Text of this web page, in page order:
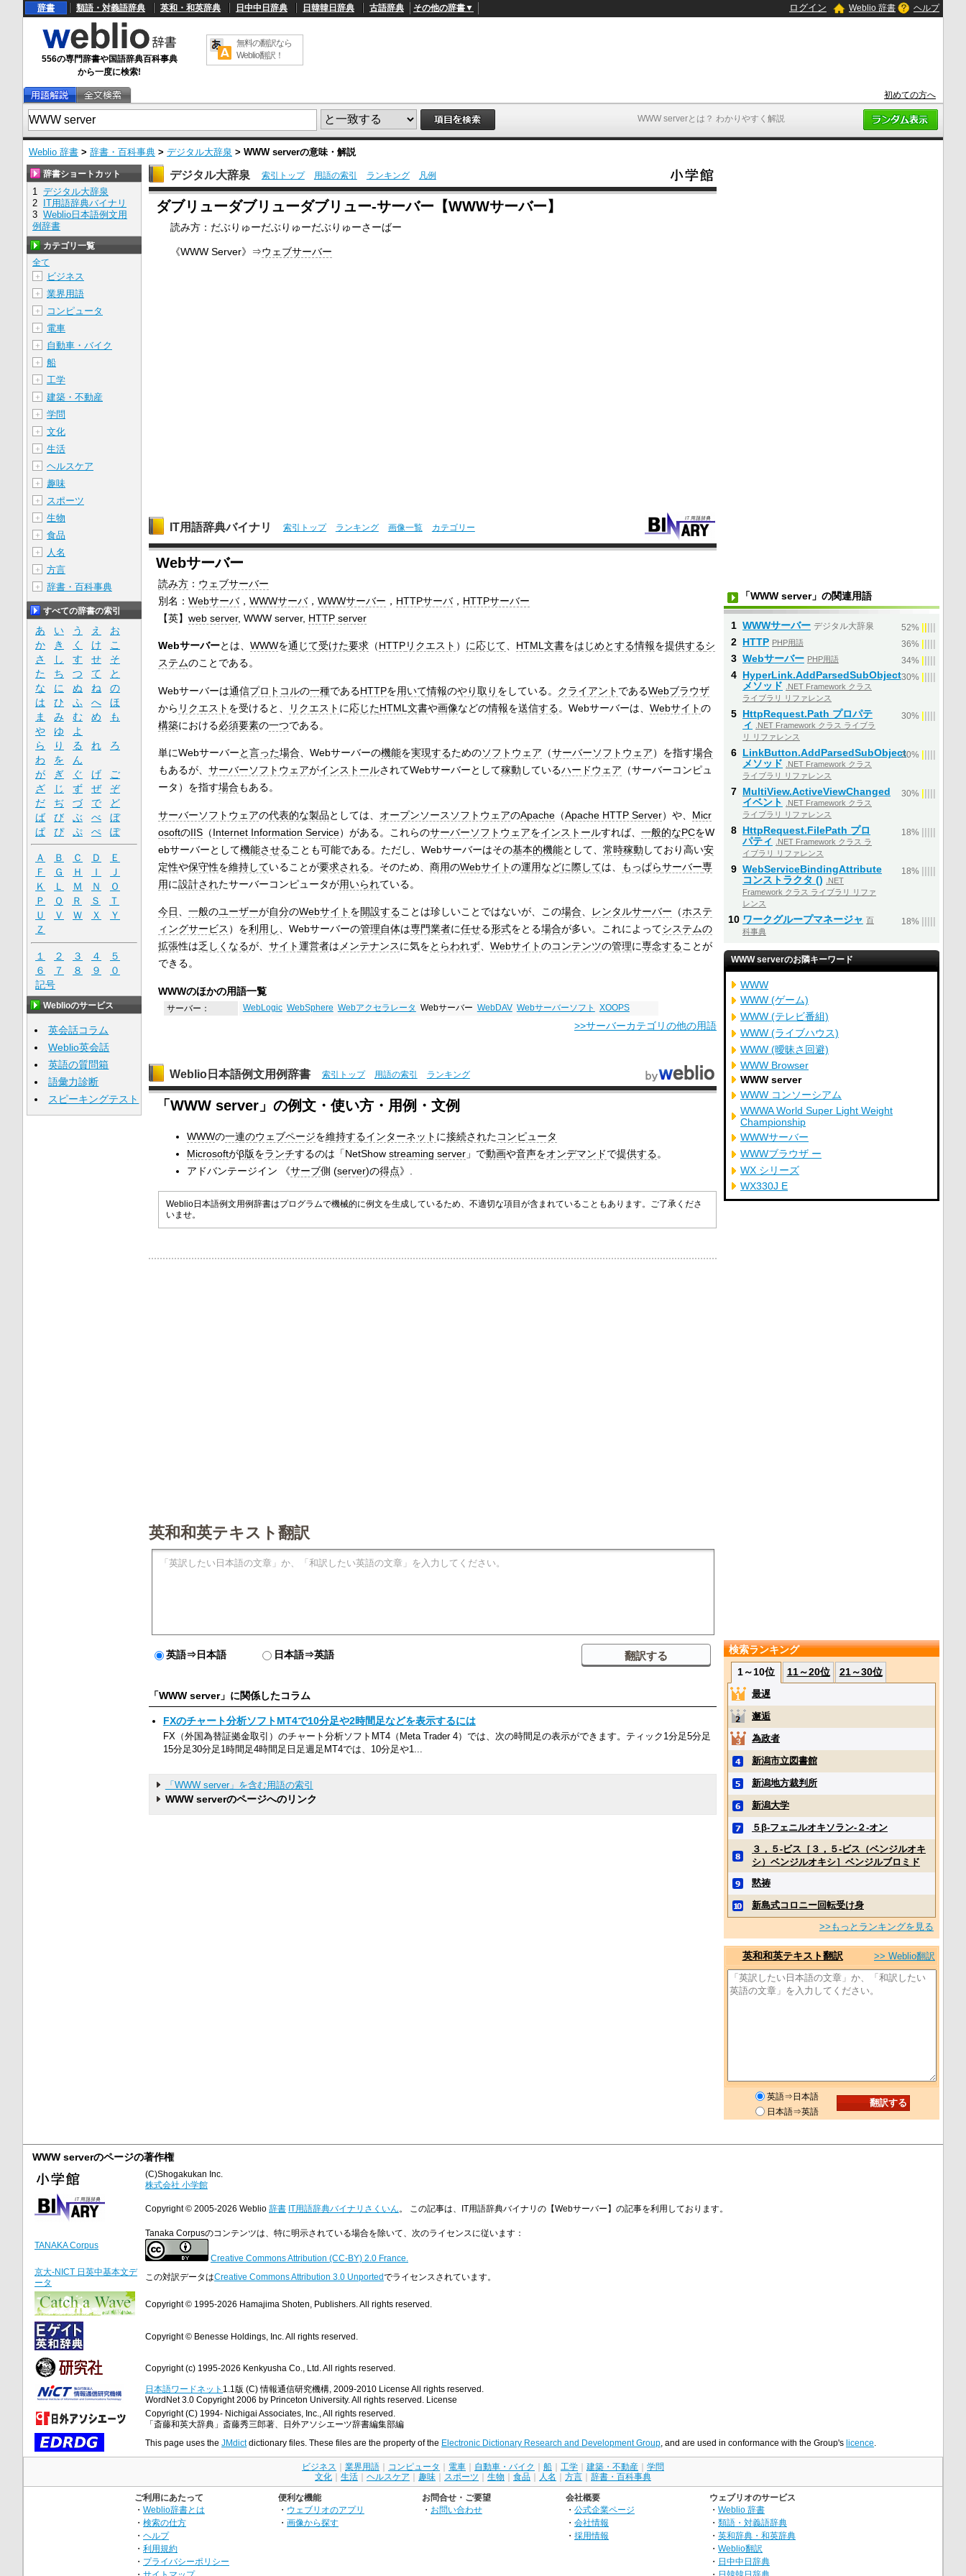
WWW serverとは？ わかりやすく解説
辞書 類語・対義語辞典 英和・和英辞典 日中中日辞典 日韓韓日辞典 古語辞典 その他の辞書▼ ログイン Weblio 辞書 ヘルプ
556の専門辞書や国語辞典百科事典
から一度に検索!
無料の翻訳なら
Weblio翻訳！
初めての方へ
Weblio 辞書 > 辞書・百科事典 > デジタル大辞泉 > WWW serverの意味・解説
U
n
u
e
/
L
o
d
e
デジタル大辞泉 索引トップ 用語の索引 ランキング 凡例
ダブリューダブリューダブリュー‐サーバー【WWWサーバー】
読み方：だぶりゅーだぶりゅーだぶりゅーさーばー
《WWW Server》⇒ウェブサーバー
IT用語辞典バイナリ 索引トップ ランキング 画像一覧 カテゴリー
Webサーバー
読み方： ウェブサーバー
別名： Webサーバ， WWWサーバ， WWWサーバー ， HTTPサーバ， HTTPサーバー
【英】 web server, WWW server, HTTP server
Webサーバーとは、 WWWを通じて受けた要求（HTTPリクエスト ） に応じて、 HTML文書をはじめとする情報を提供するシ
ステムのことである。
Webサーバーは通信プロトコルの一種であるHTTPを用いて情報のやり取り をしている。 クライアント であるWebブラウザ
から リクエスト を受けると、 リクエスト に応じたHTML文書や画像などの情報を送信する。Webサーバーは、 Webサイトの
構築における必須要素の一つである。
単にWebサーバーと言った場合 、Webサーバーの機能を実現するためのソフトウェア （サーバーソフトウェア）を指す場合
もあるが、 サーバーソフトウェアがインストールされてWebサーバーとして稼動 しているハードウェア （サーバーコンピュ
ータ）を指す場合もある。
サーバーソフトウェアの代表的な製品としては、 オープンソースソフトウェアのApache（Apache HTTP Server）や、 Micr
osoftのIIS（Internet Information Service）がある。これらのサーバーソフトウェアをインストールすれば、 一般的なPCをW
ebサーバーとして機能させることも可能である。ただし、Webサーバーはその基本的機能として、 常時稼動 しており高い安
定性や保守性を維持していることが要求される。そのため、 商用のWebサイトの運用などに際しては、 もっぱらサーバー専
用に設計されたサーバーコンピュータが用いられている。
今日 一般のユーザーが自分のWebサイト を開設することは珍しいことではないが、この場合 レンタルサーバー （ホステ
ィングサービス ）を利用し 、Webサーバーの管理自体は専門業者に任せる形式をとる場合が多い。これによってシステムの
拡張性は乏しくなるが、 サイト運営者は メンテナンスに気をとらわれず、 Webサイトのコンテンツの管理に専念することが
できる。
WWWのほかの用語一覧
サーバー： WebLogic WebSphere Webアクセラレータ Webサーバー WebDAV Webサーバーソフト XOOPS
>>サーバーカテゴリの他の用語
Weblio日本語例文用例辞書 索引トップ 用語の索引 ランキング
「WWW server」の例文・使い方・用例・文例
WWWの一連のウェブページを維持するインターネット に接続されたコンピュータ
Microsoftがβ版をランチするのは「NetShow streaming server」で動画や音声をオンデマンドで提供する。
アドバンテージイン 《サーブ側 (server)の得点》.
Weblio日本語例文用例辞書はプログラムで機械的に例文を生成しているため、不適切な項目が含まれていることもあります。ご了承くださ
いませ。
英和和英テキスト翻訳
英語⇒日本語 日本語⇒英語
「WWW server」に関係したコラム
FXのチャート分析ソフトMT4で10分足や2時間足などを表示するには
FX（外国為替証拠金取引）のチャート分析ソフトMT4（Meta Trader 4）では、次の時間足の表示ができます。ティック1分足5分足
15分足30分足1時間足4時間足日足週足MT4では、10分足や1...
「WWW server」を含む用語の索引
WWW serverのページへのリンク
辞書ショートカット
1 デジタル大辞泉
2
IT用語辞典バイナリ
3 Weblio日本語例文用
例辞書
カテゴリ一覧
全て
＋
ビジネス
＋ 業界用語
＋ コンピュータ
＋ 電車
＋ 自動車・バイク
＋ 船
＋ 工学
＋ 建築・不動産
＋ 学問
＋ 文化
＋ 生活
＋ ヘルスケア
＋ 趣味
＋ スポーツ
＋ 生物
＋ 食品
＋ 人名
＋ 方言
＋ 辞書・百科事典
すべての辞書の索引
あ い う え
お
か
き く け
こ
さ
し す せ
そ
た
ち つ て
と
な
に ぬ ね
の
は
ひ ふ へ
ほ
ま
み む め
も
や
ゆ
よ
ら
り る れ
ろ
わ
を
ん
が
ぎ ぐ げ
ご
ざ
じ ず ぜ
ぞ
だ
ぢ づ で
ど
ば
び ぶ べ
ぼ
ぱ
ぴ ぷ ぺ ぽ
Ａ Ｂ Ｃ Ｄ
Ｅ
Ｆ
Ｇ Ｈ Ｉ
Ｊ
Ｋ
Ｌ Ｍ Ｎ
Ｏ
Ｐ
Ｑ Ｒ Ｓ
Ｔ
Ｕ
Ｖ Ｗ Ｘ
Ｙ
Ｚ
１ ２ ３ ４
５
６
７ ８ ９
０
記号
Weblioのサービス
英会話コラム
Weblio英会話
英語の質問箱
語彙力診断
スピーキングテスト
「WWW server」の関連用語
1 WWWサーバー デジタル大辞泉 52%
2 HTTP PHP用語 36%
3 Webサーバー PHP用語 34%
4 HyperLink.AddParsedSubObject
メソッド
.NET Framework クラス
ライブラリ リファレンス
30%
5 HttpRequest.Path プロパテ
ィ
.NET Framework クラス ライブラ
リ リファレンス
30%
6 LinkButton.AddParsedSubObject
メソッド
.NET Framework クラス
ライブラリ リファレンス
30%
7 MultiView.ActiveViewChanged
イベント
.NET Framework クラス
ライブラリ リファレンス
30%
8 HttpRequest.FilePath プロ
パティ
.NET Framework クラス ラ
イブラリ リファレンス
18%
9 WebServiceBindingAttribute
コンストラクタ ()
.NET
Framework クラス ライブラリ リファ
レンス
18%
10 ワークグループマネージャ 百
科事典
18%
WWW serverのお隣キーワード
WWW
WWW (ゲーム)
WWW (テレビ番組)
WWW (ライブハウス)
WWW (曖昧さ回避)
WWW Browser
WWW server
WWW コンソーシアム
WWWA World Super Light Weight
Championship
WWWサーバー
WWWブラウザ ー
WX シリーズ
WX330J E
検索ランキング
1～10位
11～20位 21～30位
最遅
邂逅
為政者
新潟市立図書館
新潟地方裁判所
新潟大学
５β‐フェニルオキソラン‐２‐オン
３，５‐ビス［３，５‐ビス（ベンジルオキ
シ）ベンジルオキシ］ベンジルブロミド
黙祷
新島式コロニー回転受け身
>>もっとランキングを見る
英和和英テキスト翻訳 >> Weblio翻訳
英語⇒日本語
日本語⇒英語
WWW serverのページの著作権
(C)Shogakukan Inc.
株式会社 小学館
Copyright © 2005-2026 Weblio 辞書 IT用語辞典バイナリさくいん 。 この記事は、IT用語辞典バイナリの【Webサーバー】の記事を利用しております。
TANAKA Corpus
Tanaka Corpusのコンテンツは、特に明示されている場合を除いて、次のライセンスに従います：
Creative Commons Attribution (CC-BY) 2.0 France.
京大-NICT 日英中基本文デ
ータ
この対訳データはCreative Commons Attribution 3.0 Unportedでライセンスされています。
Copyright © 1995-2026 Hamajima Shoten, Publishers. All rights reserved.
Copyright © Benesse Holdings, Inc. All rights reserved.
Copyright (c) 1995-2026 Kenkyusha Co., Ltd. All rights reserved.
日本語ワードネット 1.1版 (C) 情報通信研究機構, 2009-2010 License All rights reserved.
WordNet 3.0 Copyright 2006 by Princeton University. All rights reserved. License
Copyright (C) 1994- Nichigai Associates, Inc., All rights reserved.
「斎藤和英大辞典」斎藤秀三郎著、日外アソシエーツ辞書編集部編
This page uses the JMdictdictionary files. These files are the property of the Electronic Dictionary Research and Development Group , and are used in conformance with the Group's licence
ビジネス 業界用語 コンピュータ 電車 自動車・バイク 船 工学 建築・不動産
学問
文化
生活 ヘルスケア 趣味 スポーツ 生物 食品 人名 方言 辞書・百科事典
ご利用にあたって
・ Weblio辞書とは
・ 検索の仕方
・ ヘルプ
・ 利用規約
・ プライバシーポリシー
・ サイトマップ
便利な機能
・ ウェブリオのアプリ
・ 画像から探す
お問合せ・ご要望
・ お問い合わせ
会社概要
・ 公式企業ページ
・ 会社情報
・ 採用情報
ウェブリオのサービス
・ Weblio 辞書
・ 類語・対義語辞典
・ 英和辞典・和英辞典
・ Weblio翻訳
・ 日中中日辞典
・ 日韓韓日辞典